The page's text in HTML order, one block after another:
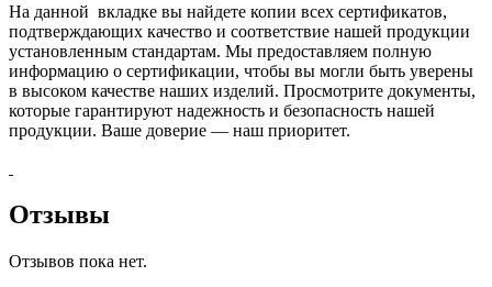
На данной вкладке вы найдете копии всех сертификатов,
подтверждающих качество и соответствие нашей продукции
установленным стандартам. Мы предоставляем полную
информацию о сертификации, чтобы вы могли быть уверены
в высоком качестве наших изделий. Просмотрите документы,
которые гарантируют надежность и безопасность нашей
продукции. Ваше доверие — наш приоритет.
Отзывы
Отзывов пока нет.